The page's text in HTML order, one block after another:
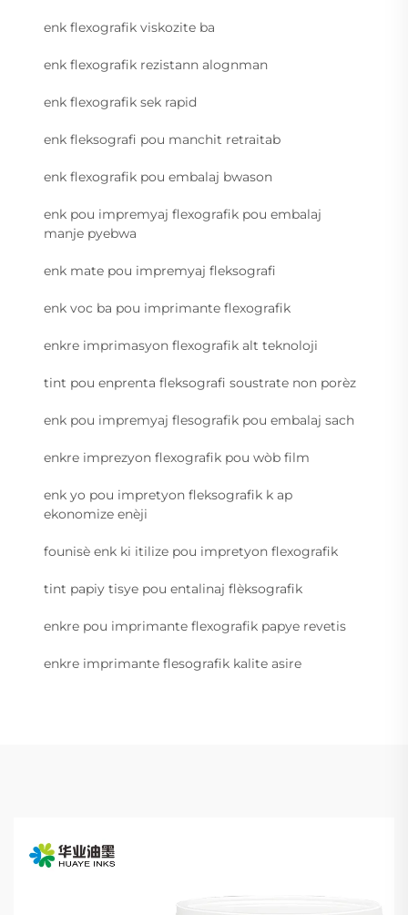
enk flexografik viskozite ba
enk flexografik rezistann alognman
enk flexografik sek rapid
enk fleksografi pou manchit retraitab
enk flexografik pou embalaj bwason
enk pou impremyaj flexografik pou embalaj
manje pyebwa
enk mate pou impremyaj fleksografi
enk voc ba pou imprimante flexografik
enkre imprimasyon flexografik alt teknoloji
tint pou enprenta fleksografi soustrate non porèz
enk pou impremyaj flesografik pou embalaj sach
enkre imprezyon flexografik pou wòb film
enk yo pou impretyon fleksografik k ap
ekonomize enèji
founisè enk ki itilize pou impretyon flexografik
tint papiy tisye pou entalinaj flèksografik
enkre pou imprimante flexografik papye revetis
enkre imprimante flesografik kalite asire